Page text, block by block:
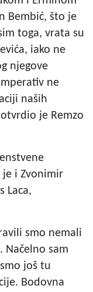
Bembić, što je
toga, vrata su
iako ne
njegove
ne
naših
je Remzo
je i Zvonimir
Laca,
smo nemali
Načelno sam
još tu
Bodovna